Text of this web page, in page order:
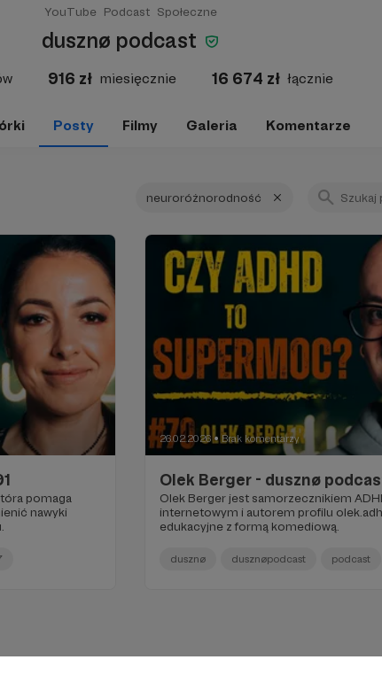
YouTube Podcast Społeczne
dusznø podcast
916 zł miesięcznie 16 674 zł łącznie
Posty Filmy Galeria Komentarze
neuroróżnorodność
pomaga
nawyki
26.02.2026 ● Brak komentarzy
Olek Berger - dusznø
Olek Berger jest samorzecznikiem
internetowym i autorem profilu
edukacyjne z formą komediową.
dusznø dusznøpodcast podcast